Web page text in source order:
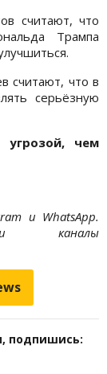
считают, что
Трампа
считают, что в
серьёзную
чем
и WhatsApp.
каналы
подпишись: